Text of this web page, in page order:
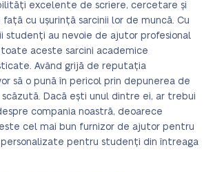
excelente de scriere, cercetare și
cu ușurință sarcinii lor de muncă. Cu
studenți au nevoie de ajutor profesional
aceste sarcini academice
Având grijă de reputația
să o pună în pericol prin depunerea de
Dacă ești unul dintre ei, ar trebui
compania noastră, deoarece
este cel mai bun furnizor de ajutor pentru
personalizate pentru studenți din întreaga